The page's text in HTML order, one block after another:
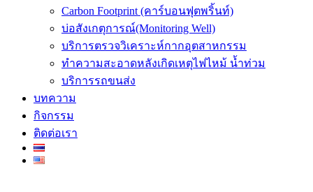
Carbon Footprint (คาร์บอนฟุตพริ้นท์)
บ่อสังเกตุการณ์(Monitoring Well)
บริการตรวจวิเคราะห์กากอุตสาหกรรม
ทำความสะอาดหลังเกิดเหตุไฟไหม้ น้ำท่วม
บริการรถขนส่ง
บทความ
กิจกรรม
ติดต่อเรา